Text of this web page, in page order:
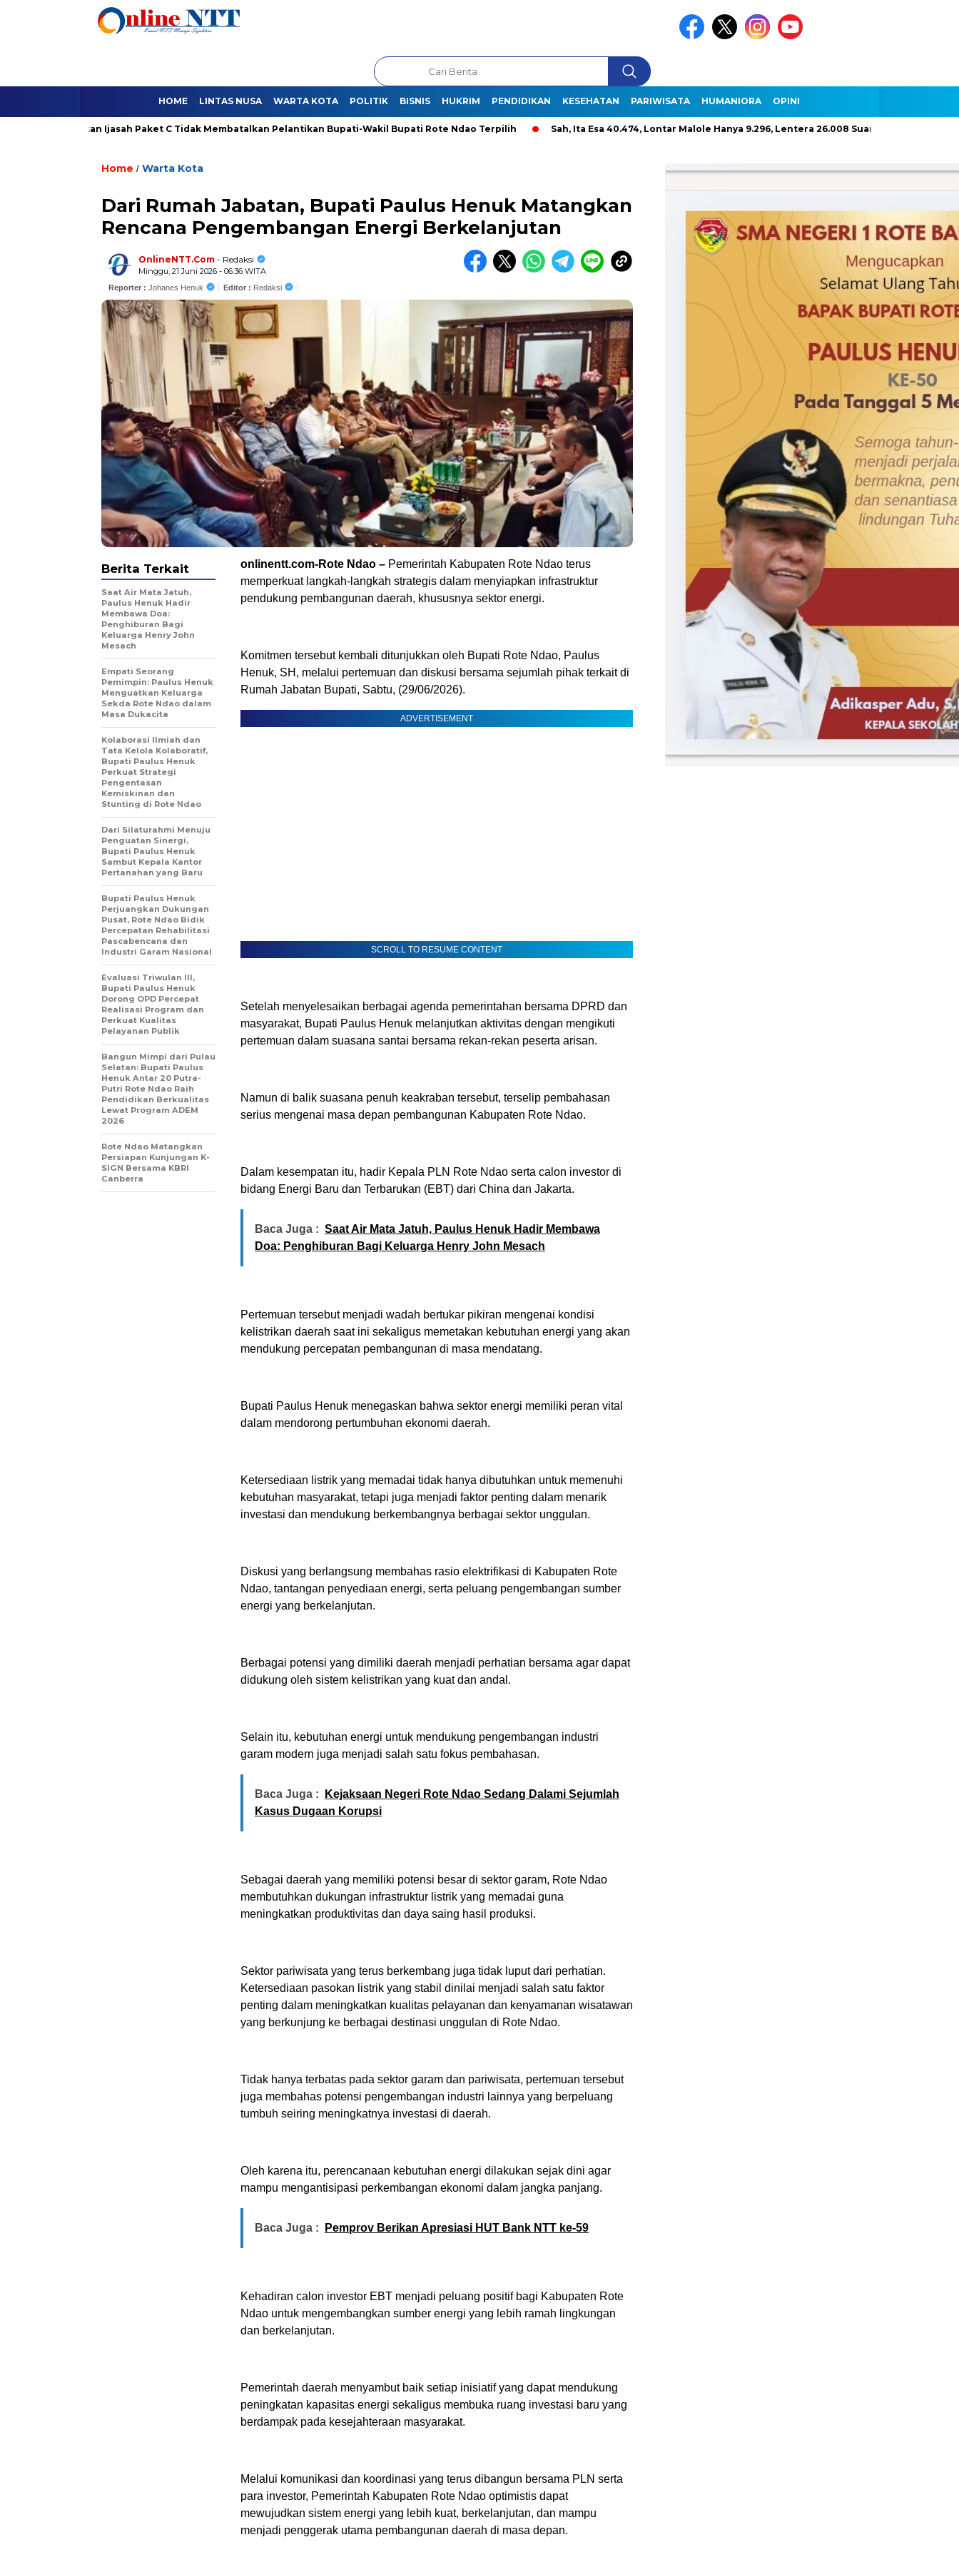
HOME LINTAS NUSA WARTA KOTA POLITIK BISNIS HUKRIM PENDIDIKAN KESEHATAN PARIWISATA HUMANIORA OPINI
Gugatan Ijasah Paket C Tidak Membatalkan Pelantikan Bupati-Wakil Bupati Rote Ndao Terpilih Sah, Ita Esa 40.474, Lontar Malole Hanya 9.296, Lentera 26.008 Suara Gugatan Ijasah
Home / Warta Kota
Dari Rumah Jabatan, Bupati Paulus Henuk Matangkan
Rencana Pengembangan Energi Berkelanjutan
OnlineNTT.Com - Redaksi
Minggu, 21 Juni 2026 - 06:36 WITA
Reporter : Johanes Henuk Editor : Redaksi
onlinentt.com-Rote Ndao – Pemerintah Kabupaten Rote Ndao terus
memperkuat langkah-langkah strategis dalam menyiapkan infrastruktur
pendukung pembangunan daerah, khususnya sektor energi.
Komitmen tersebut kembali ditunjukkan oleh Bupati Rote Ndao, Paulus
Henuk, SH, melalui pertemuan dan diskusi bersama sejumlah pihak terkait di
Rumah Jabatan Bupati, Sabtu, (29/06/2026).
ADVERTISEMENT
SCROLL TO RESUME CONTENT
Setelah menyelesaikan berbagai agenda pemerintahan bersama DPRD dan
masyarakat, Bupati Paulus Henuk melanjutkan aktivitas dengan mengikuti
pertemuan dalam suasana santai bersama rekan-rekan peserta arisan.
Namun di balik suasana penuh keakraban tersebut, terselip pembahasan
serius mengenai masa depan pembangunan Kabupaten Rote Ndao.
Dalam kesempatan itu, hadir Kepala PLN Rote Ndao serta calon investor di
bidang Energi Baru dan Terbarukan (EBT) dari China dan Jakarta.
Baca Juga : Saat Air Mata Jatuh, Paulus Henuk Hadir Membawa
Doa: Penghiburan Bagi Keluarga Henry John Mesach
Pertemuan tersebut menjadi wadah bertukar pikiran mengenai kondisi
kelistrikan daerah saat ini sekaligus memetakan kebutuhan energi yang akan
mendukung percepatan pembangunan di masa mendatang.
Bupati Paulus Henuk menegaskan bahwa sektor energi memiliki peran vital
dalam mendorong pertumbuhan ekonomi daerah.
Ketersediaan listrik yang memadai tidak hanya dibutuhkan untuk memenuhi
kebutuhan masyarakat, tetapi juga menjadi faktor penting dalam menarik
investasi dan mendukung berkembangnya berbagai sektor unggulan.
Diskusi yang berlangsung membahas rasio elektrifikasi di Kabupaten Rote
Ndao, tantangan penyediaan energi, serta peluang pengembangan sumber
energi yang berkelanjutan.
Berbagai potensi yang dimiliki daerah menjadi perhatian bersama agar dapat
didukung oleh sistem kelistrikan yang kuat dan andal.
Selain itu, kebutuhan energi untuk mendukung pengembangan industri
garam modern juga menjadi salah satu fokus pembahasan.
Baca Juga :
Kejaksaan Negeri Rote Ndao Sedang Dalami Sejumlah
Kasus Dugaan Korupsi
Sebagai daerah yang memiliki potensi besar di sektor garam, Rote Ndao
membutuhkan dukungan infrastruktur listrik yang memadai guna
meningkatkan produktivitas dan daya saing hasil produksi.
Sektor pariwisata yang terus berkembang juga tidak luput dari perhatian.
Ketersediaan pasokan listrik yang stabil dinilai menjadi salah satu faktor
penting dalam meningkatkan kualitas pelayanan dan kenyamanan wisatawan
yang berkunjung ke berbagai destinasi unggulan di Rote Ndao.
Tidak hanya terbatas pada sektor garam dan pariwisata, pertemuan tersebut
juga membahas potensi pengembangan industri lainnya yang berpeluang
tumbuh seiring meningkatnya investasi di daerah.
Oleh karena itu, perencanaan kebutuhan energi dilakukan sejak dini agar
mampu mengantisipasi perkembangan ekonomi dalam jangka panjang.
Baca Juga : Pemprov Berikan Apresiasi HUT Bank NTT ke-59
Kehadiran calon investor EBT menjadi peluang positif bagi Kabupaten Rote
Ndao untuk mengembangkan sumber energi yang lebih ramah lingkungan
dan berkelanjutan.
Pemerintah daerah menyambut baik setiap inisiatif yang dapat mendukung
peningkatan kapasitas energi sekaligus membuka ruang investasi baru yang
berdampak pada kesejahteraan masyarakat.
Melalui komunikasi dan koordinasi yang terus dibangun bersama PLN serta
para investor, Pemerintah Kabupaten Rote Ndao optimistis dapat
mewujudkan sistem energi yang lebih kuat, berkelanjutan, dan mampu
menjadi penggerak utama pembangunan daerah di masa depan.
Berita Terkait
Saat Air Mata Jatuh,
Paulus Henuk Hadir
Membawa Doa:
Penghiburan Bagi
Keluarga Henry John
Mesach
Empati Seorang
Pemimpin: Paulus Henuk
Menguatkan Keluarga
Sekda Rote Ndao dalam
Masa Dukacita
Kolaborasi Ilmiah dan
Tata Kelola Kolaboratif,
Bupati Paulus Henuk
Perkuat Strategi
Pengentasan
Kemiskinan dan
Stunting di Rote Ndao
Dari Silaturahmi Menuju
Penguatan Sinergi,
Bupati Paulus Henuk
Sambut Kepala Kantor
Pertanahan yang Baru
Bupati Paulus Henuk
Perjuangkan Dukungan
Pusat, Rote Ndao Bidik
Percepatan Rehabilitasi
Pascabencana dan
Industri Garam Nasional
Evaluasi Triwulan III,
Bupati Paulus Henuk
Dorong OPD Percepat
Realisasi Program dan
Perkuat Kualitas
Pelayanan Publik
Bangun Mimpi dari Pulau
Selatan: Bupati Paulus
Henuk Antar 20 Putra-
Putri Rote Ndao Raih
Pendidikan Berkualitas
Lewat Program ADEM
2026
Rote Ndao Matangkan
Persiapan Kunjungan K-
SIGN Bersama KBRI
Canberra